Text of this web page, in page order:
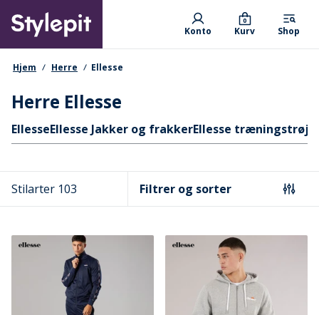
main
content
Primary departments
Konto Kurv
0
Shop
navigationssti
Hjem Herre Ellesse
Herre Ellesse
Hurtige links
EllesseEllesse Jakker og frakkerEllesse
Stilarter 103 Filtrer og sorter